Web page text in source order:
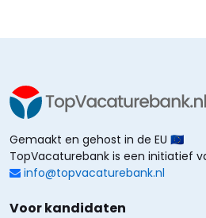
Gemaakt en gehost in de EU 🇪🇺
TopVacaturebank is een initiatief
info@topvacaturebank.nl
Voor kandidaten